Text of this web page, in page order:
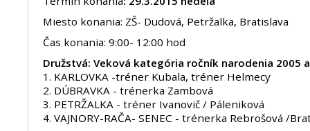
Miesto konania: ZŠ- Dudová, Petržalka, Bratislava
Čas konania: 9:00- 12:00 hod
Družstvá: Veková kategória ročník narodenia 2005
1. KARLOVKA -tréner Kubala, tréner Helmecy
2. DÚBRAVKA - trénerka Zambová
3. PETRŽALKA - tréner Ivanovič / Páleniková
4. VAJNORY-RAČA- SENEC - trénerka Rebrošová /